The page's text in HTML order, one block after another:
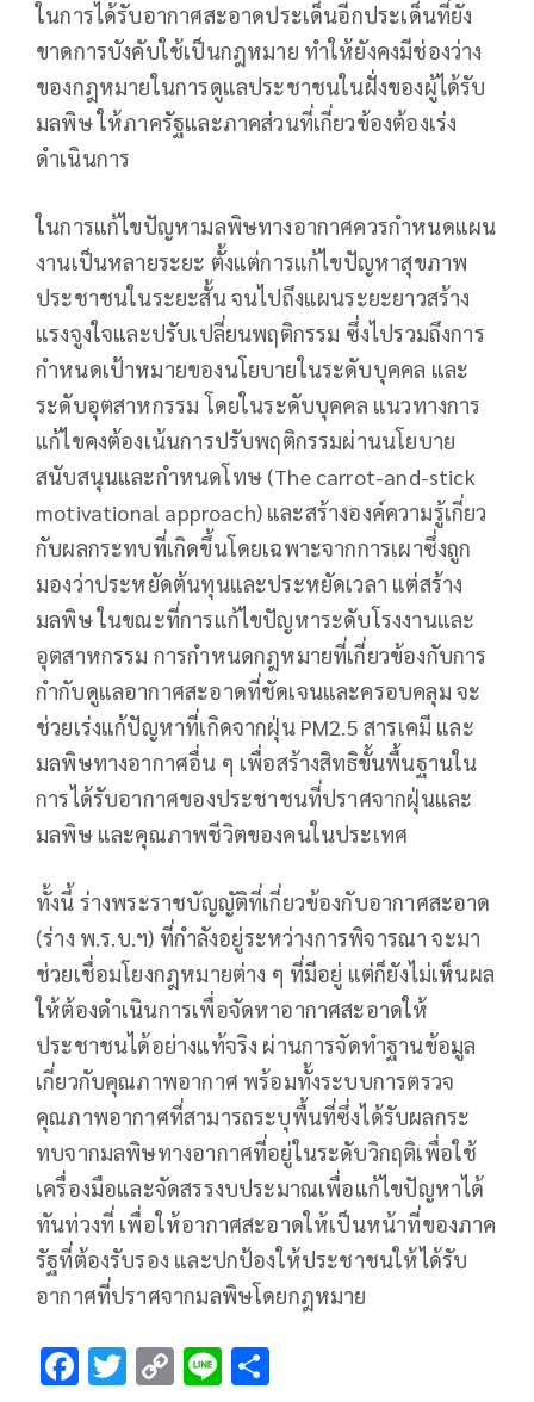
ในการได้รับอากาศสะอาดประเด็นอีกประเด็นที่ยัง
ขาดการบังคับใช้เป็นกฎหมาย ทำให้ยังคงมีช่องว่าง
ของกฎหมายในการดูแลประชาชนในฝั่งของผู้ได้รับ
มลพิษ ให้ภาครัฐและภาคส่วนที่เกี่ยวข้องต้องเร่ง
ดำเนินการ
ในการแก้ไขปัญหามลพิษทางอากาศควรกำหนดแผน
งานเป็นหลายระยะ ตั้งแต่การแก้ไขปัญหาสุขภาพ
ประชาชนในระยะสั้น จนไปถึงแผนระยะยาวสร้าง
แรงจูงใจและปรับเปลี่ยนพฤติกรรม ซึ่งไปรวมถึงการ
กำหนดเป้าหมายของนโยบายในระดับบุคคล และ
ระดับอุตสาหกรรม โดยในระดับบุคคล แนวทางการ
แก้ไขคงต้องเน้นการปรับพฤติกรรมผ่านนโยบาย
สนับสนุนและกำหนดโทษ (The carrot-and-stick
motivational approach) และสร้างองค์ความรู้เกี่ยว
กับผลกระทบที่เกิดขึ้นโดยเฉพาะจากการเผาซึ่งถูก
มองว่าประหยัดต้นทุนและประหยัดเวลา แต่สร้าง
มลพิษ ในขณะที่การแก้ไขปัญหาระดับโรงงานและ
อุตสาหกรรม การกำหนดกฎหมายที่เกี่ยวข้องกับการ
กำกับดูแลอากาศสะอาดที่ชัดเจนและครอบคลุม จะ
ช่วยเร่งแก้ปัญหาที่เกิดจากฝุ่น PM2.5 สารเคมี และ
มลพิษทางอากาศอื่น ๆ เพื่อสร้างสิทธิขั้นพื้นฐานใน
การได้รับอากาศของประชาชนที่ปราศจากฝุ่นและ
มลพิษ และคุณภาพชีวิตของคนในประเทศ
ทั้งนี้ ร่างพระราชบัญญัติที่เกี่ยวข้องกับอากาศสะอาด
(ร่าง พ.ร.บ.ฯ) ที่กำลังอยู่ระหว่างการพิจารณา จะมา
ช่วยเชื่อมโยงกฎหมายต่าง ๆ ที่มีอยู่ แต่ก็ยังไม่เห็นผล
ให้ต้องดำเนินการเพื่อจัดหาอากาศสะอาดให้
ประชาชนได้อย่างแท้จริง ผ่านการจัดทำฐานข้อมูล
เกี่ยวกับคุณภาพอากาศ พร้อมทั้งระบบการตรวจ
คุณภาพอากาศที่สามารถระบุพื้นที่ซึ่งได้รับผลกระ
ทบจากมลพิษทางอากาศที่อยู่ในระดับวิกฤติเพื่อใช้
เครื่องมือและจัดสรรงบประมาณเพื่อแก้ไขปัญหาได้
ทันท่วงที่ เพื่อให้อากาศสะอาดให้เป็นหน้าที่ของภาค
รัฐที่ต้องรับรอง และปกป้องให้ประชาชนให้ได้รับ
อากาศที่ปราศจากมลพิษโดยกฎหมาย
F T C Li